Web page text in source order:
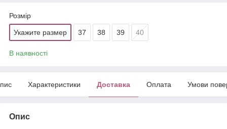
Розмір
Укажите размер 37 38 39 40
В наявності
Характеристики Доставка Оплата Умови
Опис